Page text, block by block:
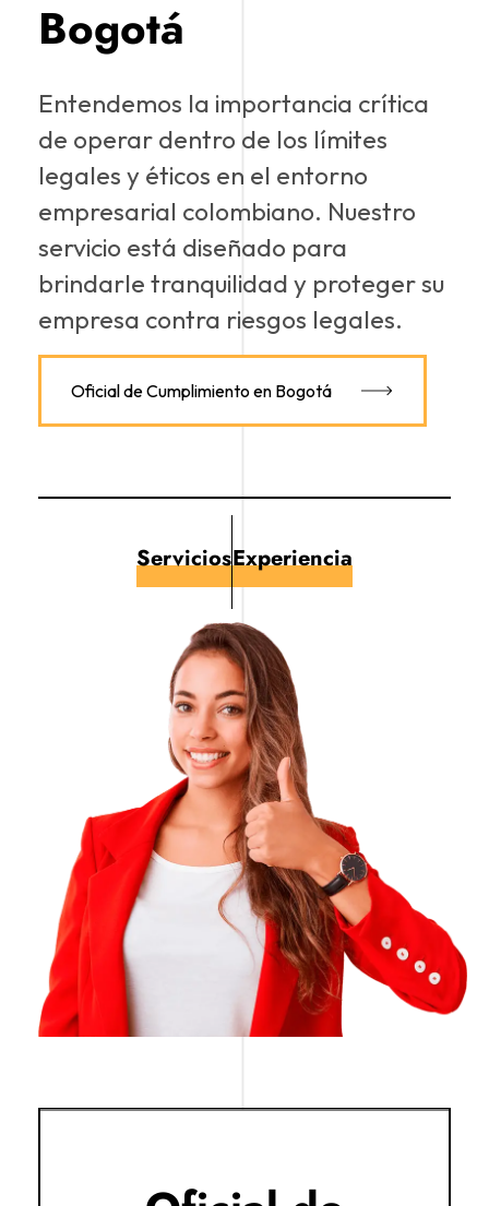
Bogotá
Entendemos la importancia crítica
de operar dentro de los límites
legales y éticos en el entorno
empresarial colombiano. Nuestro
servicio está diseñado para
brindarle tranquilidad y proteger su
empresa contra riesgos legales.
Oficial de Cumplimiento en Bogotá
ServiciosExperiencia